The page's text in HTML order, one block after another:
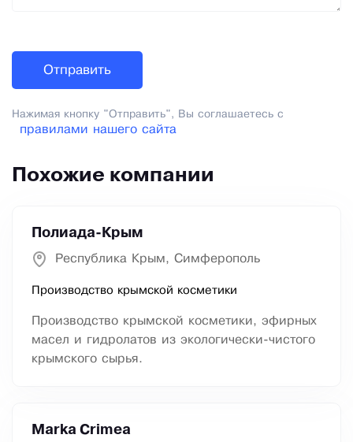
Нажимая кнопку "Отправить", Вы соглашаетесь с
правилами нашего сайта
Похожие компании
Полиада-Крым
Республика Крым, Симферополь
Производство крымской косметики
Производство крымской косметики, эфирных
масел и гидролатов из экологически-чистого
крымского сырья.
Marka Crimea